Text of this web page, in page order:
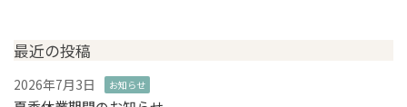
最近の投稿
2026年7月3日 お知らせ